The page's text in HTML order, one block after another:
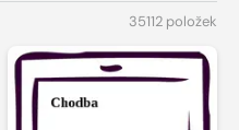
35112 položek